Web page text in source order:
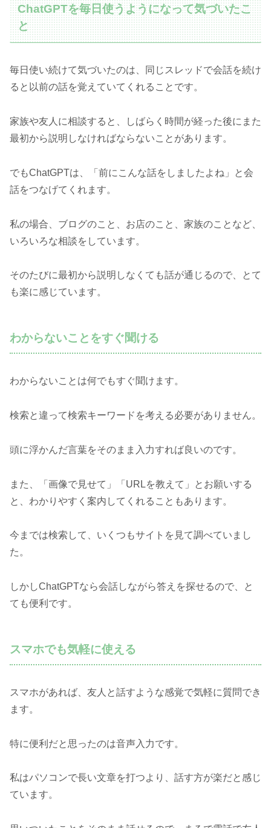
ChatGPTを毎日使うようになって気づいたこ
と
毎日使い続けて気づいたのは、同じスレッドで会話を続け
ると以前の話を覚えていてくれることです。
家族や友人に相談すると、しばらく時間が経った後にまた
最初から説明しなければならないことがあります。
でもChatGPTは、「前にこんな話をしましたよね」と会
話をつなげてくれます。
私の場合、ブログのこと、お店のこと、家族のことなど、
いろいろな相談をしています。
そのたびに最初から説明しなくても話が通じるので、とて
も楽に感じています。
わからないことをすぐ聞ける
わからないことは何でもすぐ聞けます。
検索と違って検索キーワードを考える必要がありません。
頭に浮かんだ言葉をそのまま入力すれば良いのです。
また、「画像で見せて」「URLを教えて」とお願いする
と、わかりやすく案内してくれることもあります。
今までは検索して、いくつもサイトを見て調べていまし
た。
しかしChatGPTなら会話しながら答えを探せるので、と
ても便利です。
スマホでも気軽に使える
スマホがあれば、友人と話すような感覚で気軽に質問でき
ます。
特に便利だと思ったのは音声入力です。
私はパソコンで長い文章を打つより、話す方が楽だと感じ
ています。